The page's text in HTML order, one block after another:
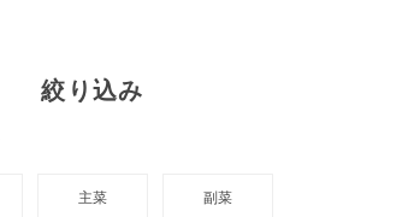
絞り込み
主菜 副菜